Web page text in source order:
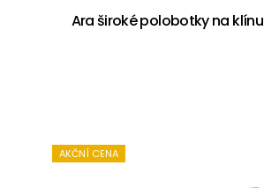
Ara široké polobotky na klínu
AKČNÍ CENA